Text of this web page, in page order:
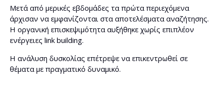
Μετά από μερικές εβδομάδες τα πρώτα περιεχόμενα
άρχισαν να εμφανίζονται στα αποτελέσματα αναζήτησης.
Η οργανική επισκεψιμότητα αυξήθηκε χωρίς επιπλέον
ενέργειες link building.
Η ανάλυση δυσκολίας επέτρεψε να επικεντρωθεί σε
θέματα με πραγματικό δυναμικό.